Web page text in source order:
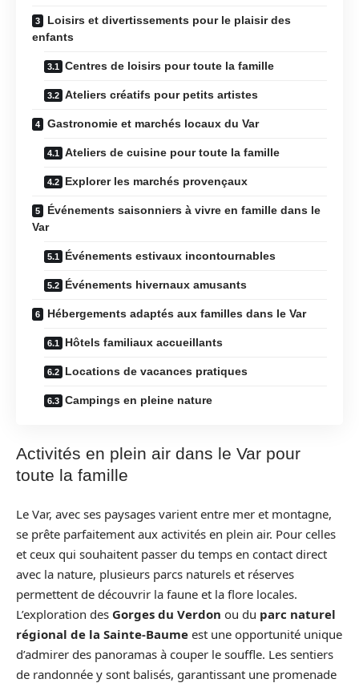
Loisirs et divertissements pour le plaisir des
enfants
Centres de loisirs pour toute la famille
Ateliers créatifs pour petits artistes
Gastronomie et marchés locaux du Var
Ateliers de cuisine pour toute la famille
Explorer les marchés provençaux
Événements saisonniers à vivre en famille dans le
Var
Événements estivaux incontournables
Événements hivernaux amusants
Hébergements adaptés aux familles dans le Var
Hôtels familiaux accueillants
Locations de vacances pratiques
Campings en pleine nature
Activités en plein air dans le Var pour
toute la famille
Le Var, avec ses paysages varient entre mer et montagne,
se prête parfaitement aux activités en plein air. Pour celles
et ceux qui souhaitent passer du temps en contact direct
avec la nature, plusieurs parcs naturels et réserves
permettent de découvrir la faune et la flore locales.
L’exploration des Gorges du Verdon ou du parc naturel
régional de la Sainte-Baume est une opportunité unique
d’admirer des panoramas à couper le souffle. Les sentiers
de randonnée y sont balisés, garantissant une promenade